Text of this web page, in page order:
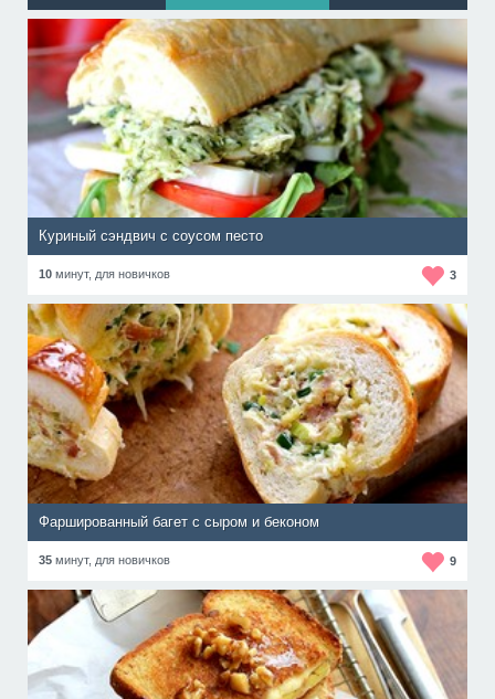
Куриный сэндвич с соусом песто
10 минут, для новичков 3
Фаршированный багет с сыром и беконом
35 минут, для новичков 9